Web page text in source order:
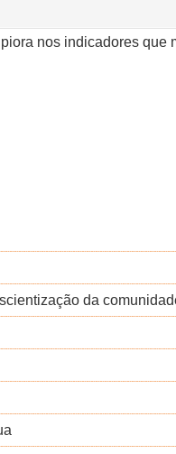
nos indicadores que
da